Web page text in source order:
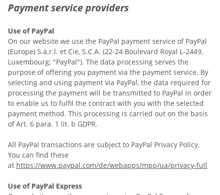
Payment service providers
Use of PayPal
On our website we use the PayPal payment service of PayPal
(Europe) S.à.r.l. et Cie, S.C.A. (22-24 Boulevard Royal L-2449,
Luxembourg; "PayPal"). The data processing serves the
purpose of offering you payment via the payment service. By
selecting and using payment via PayPal, the data required for
processing the payment will be transmitted to PayPal in order
to enable us to fulfil the contract with you with the selected
payment method. This processing is carried out on the basis
of Art. 6 para. 1 lit. b GDPR.
All PayPal transactions are subject to PayPal Privacy Policy.
You can find these
at https://www.paypal.com/de/webapps/mpp/ua/privacy-full
Use of PayPal Express